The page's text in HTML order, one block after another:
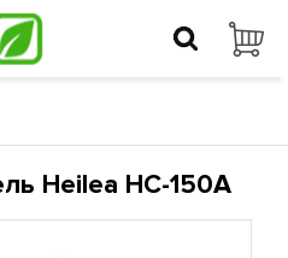
Heilea HC-150A